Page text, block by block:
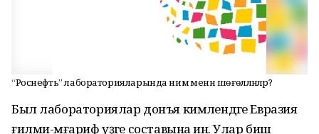
“Роснефть” лабораторияларында нимә менән шөғөлләнәләр?
Был лабораториялар донъя кимәлендәге Евразия
ғилми-мәғариф үҙәге составына инә. Улар биш